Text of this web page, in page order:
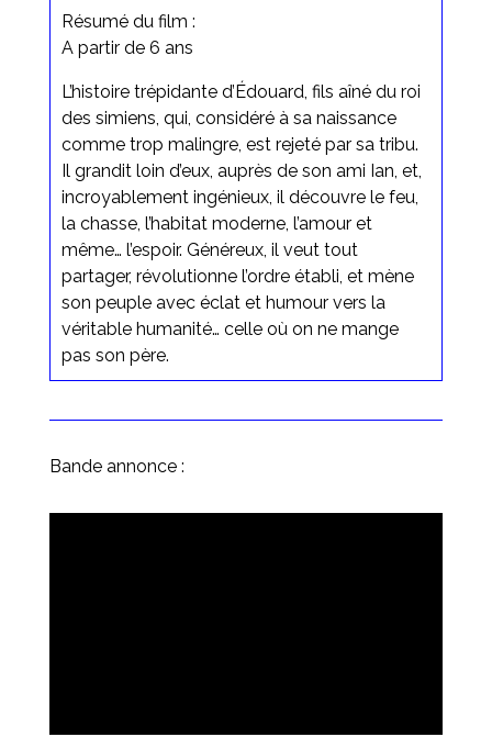
Résumé du film :
A partir de 6 ans
L’histoire trépidante d’Édouard, fils aîné du roi
des simiens, qui, considéré à sa naissance
comme trop malingre, est rejeté par sa tribu.
Il grandit loin d’eux, auprès de son ami Ian, et,
incroyablement ingénieux, il découvre le feu,
la chasse, l’habitat moderne, l’amour et
même… l’espoir. Généreux, il veut tout
partager, révolutionne l’ordre établi, et mène
son peuple avec éclat et humour vers la
véritable humanité… celle où on ne mange
pas son père.
Bande annonce :